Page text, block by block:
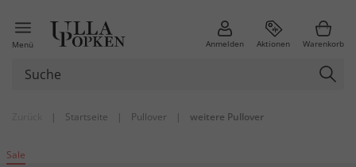
Menü Anmelden Aktionen Warenkorb
| Startseite | Pullover | weitere Pullover
Sale